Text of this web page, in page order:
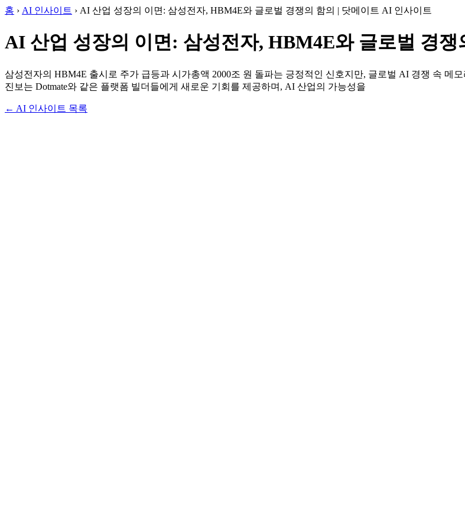
홈 › AI 인사이트 › AI 산업 성장의 이면: 삼성전자, HBM4E와 글로벌 경쟁의 함의 | 닷메이트 AI 인사이트
AI 산업 성장의 이면: 삼성전자, HBM4E와 글로벌 경
삼성전자의 HBM4E 출시로 주가 급등과 시가총액 2000조 원 돌파는 긍정적인 신호지만, 글로벌 AI 경쟁 속 메
진보는 Dotmate와 같은 플랫폼 빌더들에게 새로운 기회를 제공하며, AI 산업의 가능성을
← AI 인사이트 목록